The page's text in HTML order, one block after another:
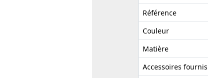
Référence
Couleur
Matière
Accessoires fournis